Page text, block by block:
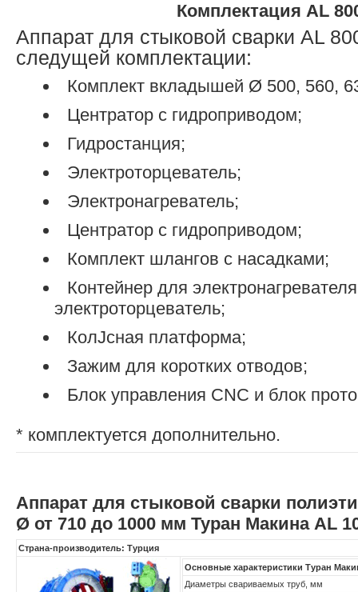
Комплектация AL
Аппарат для стыковой сварки AL
следущей комплектации:
Комплект вкладышей Ø 500, 560,
Центратор с гидроприводом;
Гидростанция;
Электроторцеватель;
Электронагреватель;
Центратор с гидроприводом;
Комплект шлангов с насадками;
Контейнер для
электроторцеватель;
КолЈсная платформа;
Зажим для коротких отводов;
Блок управления CNC и блок
* комплектуется дополнительно.
Аппарат для стыковой сварки
Ø от 710 до 1000 мм Туран Макина AL
Страна-производитель: Турция
Основные характеристики Туран
Диаметры свариваемых труб, мм